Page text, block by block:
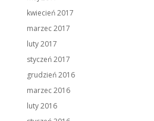
kwiecień 2017
marzec 2017
luty 2017
styczeń 2017
grudzień 2016
marzec 2016
luty 2016